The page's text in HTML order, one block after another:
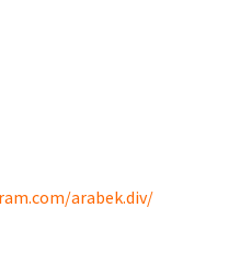
arabek.div/